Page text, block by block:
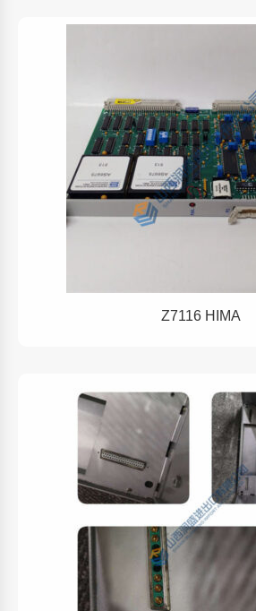
Z7116 HIMA